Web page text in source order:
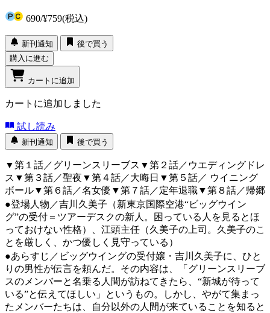
690/¥759(税込)
新刊通知
後で買う
購入に進む
カートに追加
カートに追加しました
試し読み
新刊通知 後で買う
▼第１話／グリーンスリーブス▼第２話／ウエディングドレ
ス▼第３話／聖夜▼第４話／大晦日▼第５話／ ウイニング
ボール▼第６話／名女優▼第７話／定年退職▼第８話／帰郷
●登場人物／吉川久美子（新東京国際空港“ビッグウイン
グ”の受付＝ツアーデスクの新人。困っている人を見るとほ
っておけない性格）、江頭主任（久美子の上司。久美子のこ
とを厳しく、かつ優しく見守っている）
●あらすじ／ビッグウイングの受付嬢・吉川久美子に、ひと
りの男性が伝言を頼んだ。その内容は、「グリーンスリーブ
スのメンバーと名乗る人間が訪ねてきたら、“新城が待って
いる”と伝えてほしい」というもの。しかし、やがて集まっ
たメンバーたちは、自分以外の人間が来ていることを知ると